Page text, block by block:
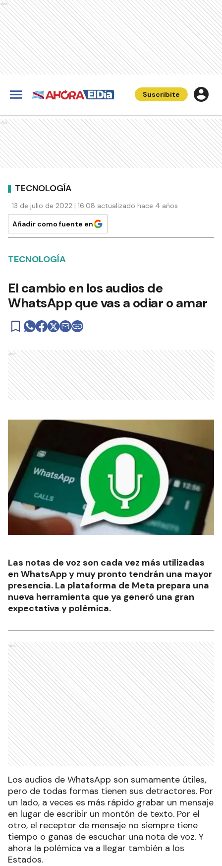
Ads
Suscribite
Ads
TECNOLOGÍA
13 de julio de 2022 | 16:08 actualizado hace 4 años
Añadir como fuente en
TECNOLOGÍA
El cambio en los audios de
WhatsApp que vas a odiar o amar
Ads
Las notas de voz son cada vez más utilizadas
en WhatsApp y muy pronto tendrán una mayor
presencia. La plataforma de Meta prepara una
nueva herramienta que ya generó una gran
expectativa y polémica.
Ads
Los audios de WhatsApp son sumamente útiles,
pero de todas formas tienen sus detractores. Por
un lado, a veces es más rápido grabar un mensaje
en lugar de escribir un montón de texto. Por el
otro, el receptor de mensaje no siempre tiene
tiempo o ganas de escuchar una nota de voz. Y
ahora la polémica va a llegar también a los
Estados.